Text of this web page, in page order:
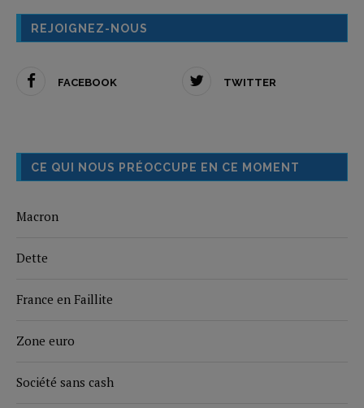
REJOIGNEZ-NOUS
FACEBOOK TWITTER
CE QUI NOUS PRÉOCCUPE EN CE MOMENT
Macron
Dette
France en Faillite
Zone euro
Société sans cash